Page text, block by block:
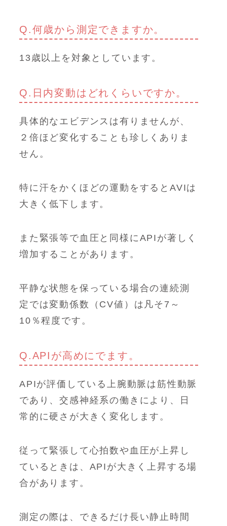
Q.何歳から測定できますか。
13歳以上を対象としています。
Q.日内変動はどれくらいですか。
具体的なエビデンスは有りませんが、
２倍ほど変化することも珍しくありま
せん。
特に汗をかくほどの運動をするとAVIは
大きく低下します。
また緊張等で血圧と同様にAPIが著しく
増加することがあります。
平静な状態を保っている場合の連続測
定では変動係数（CV値）は凡そ7～
10％程度です。
Q.APIが高めにでます。
APIが評価している上腕動脈は筋性動脈
であり、交感神経系の働きにより、日
常的に硬さが大きく変化します。
従って緊張して心拍数や血圧が上昇し
ているときは、APIが大きく上昇する場
合があります。
測定の際は、できるだけ長い静止時間